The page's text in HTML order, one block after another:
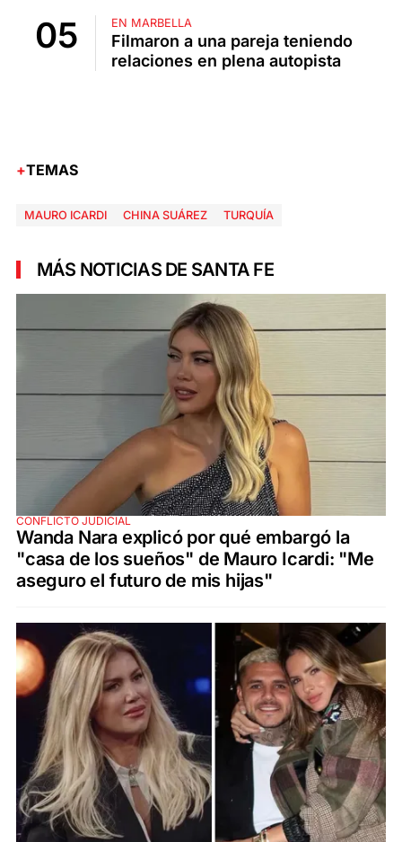
EN MARBELLA
Filmaron a una pareja teniendo
relaciones en plena autopista
TEMAS
MAURO ICARDI CHINA SUÁREZ TURQUÍA
MÁS NOTICIAS DE SANTA FE
CONFLICTO JUDICIAL
Wanda Nara explicó por qué embargó la
"casa de los sueños" de Mauro Icardi: "Me
aseguro el futuro de mis hijas"